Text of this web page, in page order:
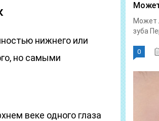
нижнего или
но самыми
веке одного глаза
Может
Может
зуба
0